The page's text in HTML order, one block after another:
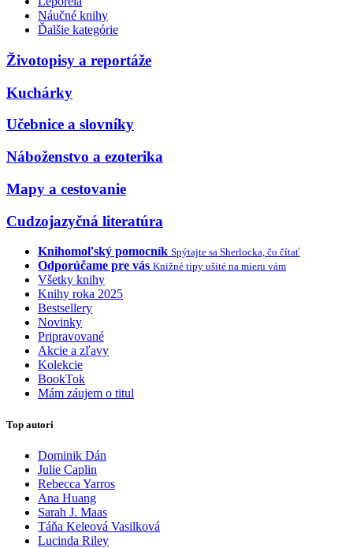
Náučné knihy
Ďalšie kategórie
Životopisy a reportáže
Kuchárky
Učebnice a slovníky
Náboženstvo a ezoterika
Mapy a cestovanie
Cudzojazyčná literatúra
Knihomoľský pomocník Spýtajte sa Sherlocka, čo čítať
Odporúčame pre vás Knižné tipy ušité na mieru vám
Všetky knihy
Knihy roka 2025
Bestsellery
Novinky
Pripravované
Akcie a zľavy
Kolekcie
BookTok
Mám záujem o titul
Top autori
Dominik Dán
Julie Caplin
Rebecca Yarros
Ana Huang
Sarah J. Maas
Táňa Keleová Vasilková
Lucinda Riley